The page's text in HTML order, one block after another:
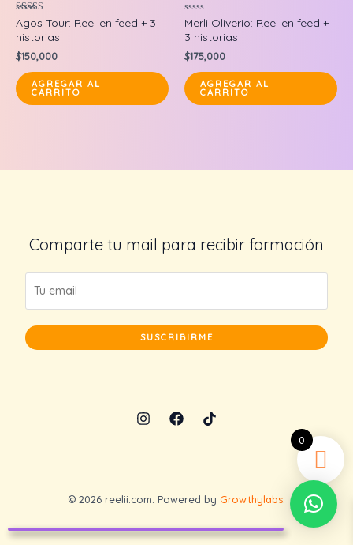
Valorado en
5.00
de 5
Agos Tour: Reel en feed + 3
historias
$150,000
AGREGAR AL
CARRITO
Valorado
en
0
de
5
Merli Oliverio: Reel en feed +
3 historias
$175,000
AGREGAR AL
CARRITO
Comparte tu mail para recibir formación
SUSCRIBIRME
© 2026 reelii.com. Powered by Growthylabs.
0